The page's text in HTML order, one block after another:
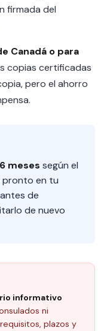
firmada del
Canadá o para
copias certificadas
pero el ahorro
meses según el
pronto en tu
de
de nuevo
informativo
ni
plazos y